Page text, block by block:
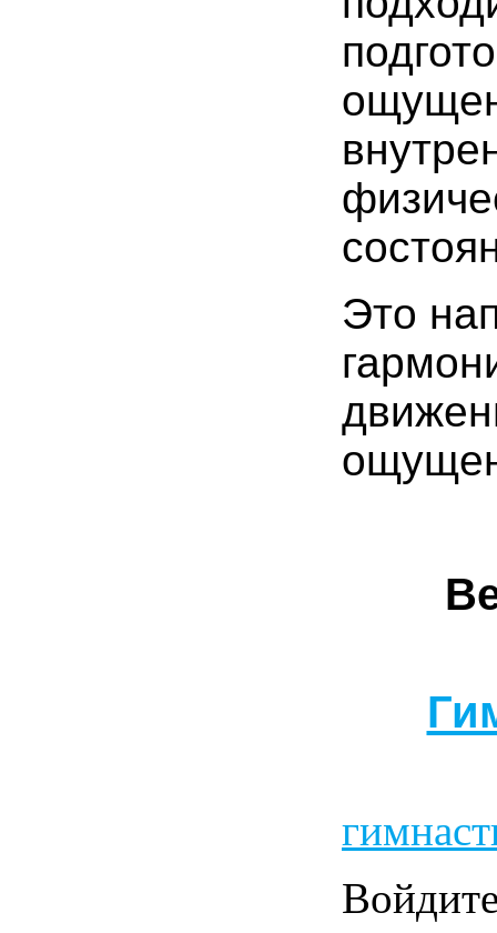
Это